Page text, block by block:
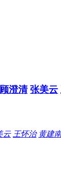
顾澄清 张美云
云 王怀治 黄建